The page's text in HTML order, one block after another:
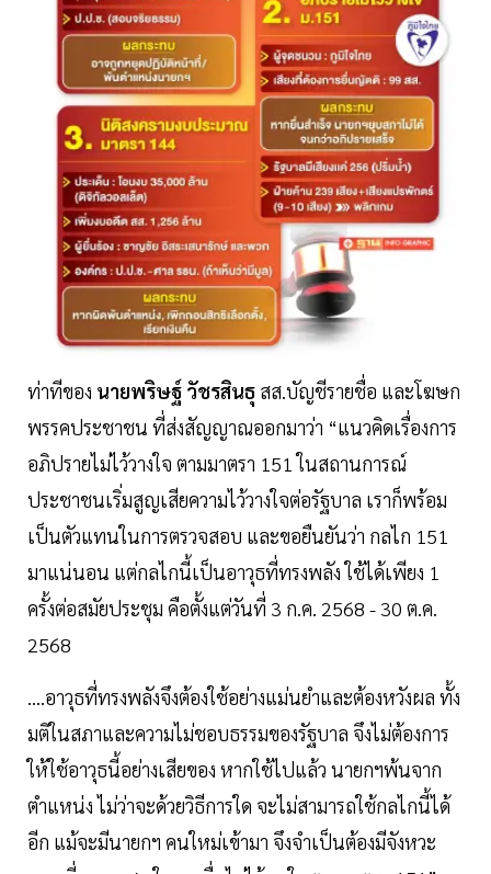
ท่าทีของ นายพริษฐ์ วัชรสินธุ สส.บัญชีรายชื่อ และโฆษก
พรรคประชาชน ที่ส่งสัญญาณออกมาว่า “แนวคิดเรื่องการ
อภิปรายไม่ไว้วางใจ ตามมาตรา 151 ในสถานการณ์
ประชาชนเริ่มสูญเสียความไว้วางใจต่อรัฐบาล เราก็พร้อม
เป็นตัวแทนในการตรวจสอบ และขอยืนยันว่า กลไก 151
มาแน่นอน แต่กลไกนี้เป็นอาวุธที่ทรงพลัง ใช้ได้เพียง 1
ครั้งต่อสมัยประชุม คือตั้งแต่วันที่ 3 ก.ค. 2568 - 30 ต.ค.
2568
....อาวุธที่ทรงพลังจึงต้องใช้อย่างแม่นยำและต้องหวังผล ทั้ง
มติในสภาและความไม่ชอบธรรมของรัฐบาล จึงไม่ต้องการ
ให้ใช้อาวุธนี้อย่างเสียของ หากใช้ไปแล้ว นายกฯพ้นจาก
ตำแหน่ง ไม่ว่าจะด้วยวิธีการใด จะไม่สามารถใช้กลไกนี้ได้
อีก แม้จะมีนายกฯ คนใหม่เข้ามา จึงจำเป็นต้องมีจังหวะ